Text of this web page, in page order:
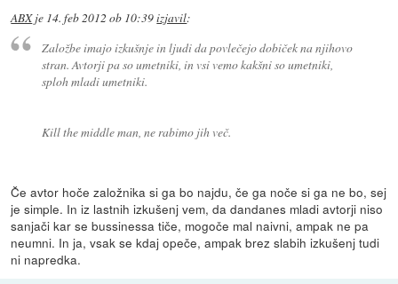
ABXje 14. feb 2012 ob 10:39izjavil:
Založbe imajo izkušnje in ljudi da povlečejo dobiček na njihovo
stran. Avtorji pa so umetniki, in vsi vemo kakšni so umetniki,
sploh mladi umetniki.
Kill the middle man, ne rabimo jih več.
Če avtor hoče založnika si ga bo najdu, če ga noče si ga ne bo, sej
je simple. In iz lastnih izkušenj vem, da dandanes mladi avtorji niso
sanjači kar se bussinessa tiče, mogoče mal naivni, ampak ne pa
neumni. In ja, vsak se kdaj opeče, ampak brez slabih izkušenj tudi
ni napredka.